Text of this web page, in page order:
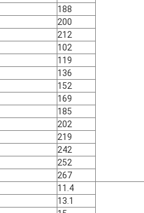
188
200
212
102
119
136
152
169
185
202
219
242
252
267
11.4
13.1